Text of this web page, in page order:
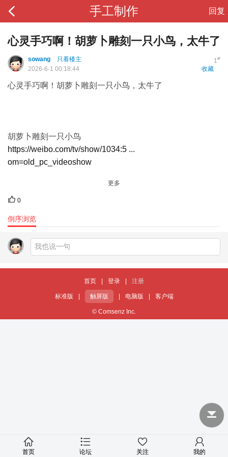
手工制作 回复
心灵手巧啊！胡萝卜雕刻一只小鸟，太牛了
1#
sowang
只看楼主
收藏
2026-6-1 00:18:44
心灵手巧啊！胡萝卜雕刻一只小鸟，太牛了
胡萝卜雕刻一只小鸟
https://weibo.com/tv/show/1034:5 ...
om=old_pc_videoshow
更多
0
倒序浏览
首页 登录 注册
标准版 触屏版 电脑版 客户端
© Comsenz Inc.
首页 论坛 关注 我的